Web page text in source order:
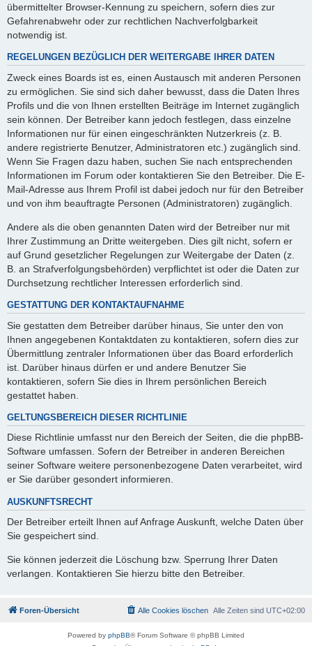
übermittelter Browser-Kennung zu speichern, sofern dies zur
Gefahrenabwehr oder zur rechtlichen Nachverfolgbarkeit
notwendig ist.
REGELUNGEN BEZÜGLICH DER WEITERGABE IHRER DATEN
Zweck eines Boards ist es, einen Austausch mit anderen Personen
zu ermöglichen. Sie sind sich daher bewusst, dass die Daten Ihres
Profils und die von Ihnen erstellten Beiträge im Internet zugänglich
sein können. Der Betreiber kann jedoch festlegen, dass einzelne
Informationen nur für einen eingeschränkten Nutzerkreis (z. B.
andere registrierte Benutzer, Administratoren etc.) zugänglich sind.
Wenn Sie Fragen dazu haben, suchen Sie nach entsprechenden
Informationen im Forum oder kontaktieren Sie den Betreiber. Die E-
Mail-Adresse aus Ihrem Profil ist dabei jedoch nur für den Betreiber
und von ihm beauftragte Personen (Administratoren) zugänglich.
Andere als die oben genannten Daten wird der Betreiber nur mit
Ihrer Zustimmung an Dritte weitergeben. Dies gilt nicht, sofern er
auf Grund gesetzlicher Regelungen zur Weitergabe der Daten (z.
B. an Strafverfolgungsbehörden) verpflichtet ist oder die Daten zur
Durchsetzung rechtlicher Interessen erforderlich sind.
GESTATTUNG DER KONTAKTAUFNAHME
Sie gestatten dem Betreiber darüber hinaus, Sie unter den von
Ihnen angegebenen Kontaktdaten zu kontaktieren, sofern dies zur
Übermittlung zentraler Informationen über das Board erforderlich
ist. Darüber hinaus dürfen er und andere Benutzer Sie
kontaktieren, sofern Sie dies in Ihrem persönlichen Bereich
gestattet haben.
GELTUNGSBEREICH DIESER RICHTLINIE
Diese Richtlinie umfasst nur den Bereich der Seiten, die die phpBB-
Software umfassen. Sofern der Betreiber in anderen Bereichen
seiner Software weitere personenbezogene Daten verarbeitet, wird
er Sie darüber gesondert informieren.
AUSKUNFTSRECHT
Der Betreiber erteilt Ihnen auf Anfrage Auskunft, welche Daten über
Sie gespeichert sind.
Sie können jederzeit die Löschung bzw. Sperrung Ihrer Daten
verlangen. Kontaktieren Sie hierzu bitte den Betreiber.
Foren-Übersicht Alle Zeiten sind UTC+02:00
Alle Cookies löschen
Powered by phpBB® Forum Software © phpBB Limited